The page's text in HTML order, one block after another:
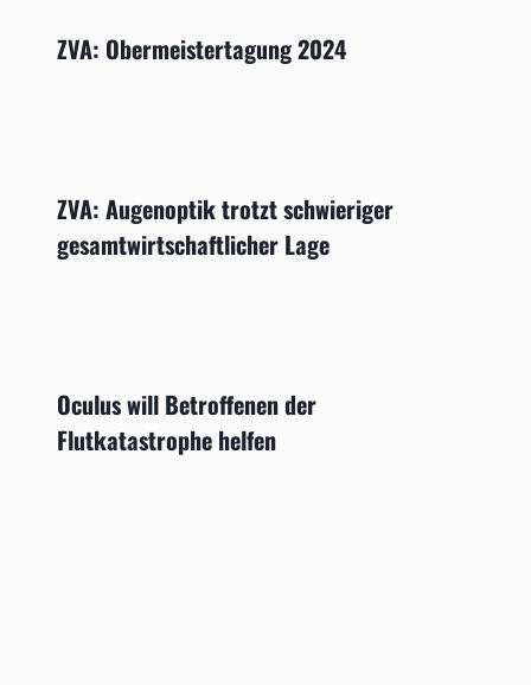
ZVA: Obermeistertagung 2024
ZVA: Augenoptik trotzt schwieriger
gesamtwirtschaftlicher Lage
Oculus will Betroffenen der
Flutkatastrophe helfen